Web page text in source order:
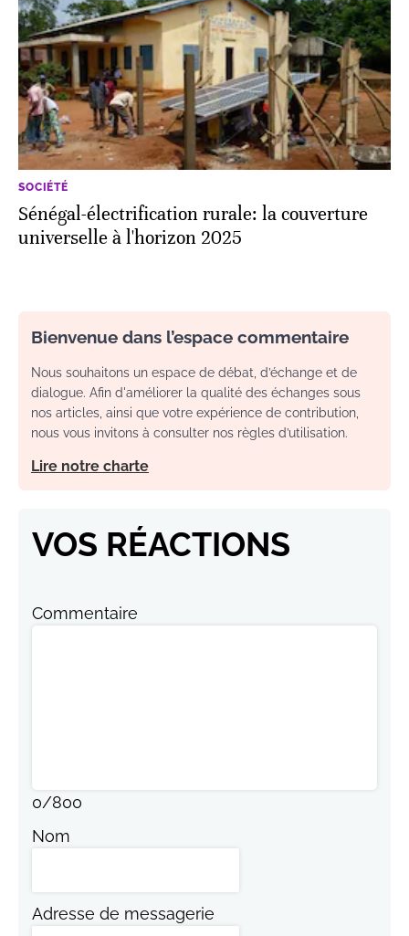
SOCIÉTÉ
Sénégal-électrification rurale: la couverture
universelle à l'horizon 2025
Bienvenue dans l’espace commentaire
Nous souhaitons un espace de débat, d’échange et de
dialogue. Afin d'améliorer la qualité des échanges sous
nos articles, ainsi que votre expérience de contribution,
nous vous invitons à consulter nos règles d’utilisation.
Lire notre charte
VOS RÉACTIONS
Commentaire
0/800
Nom
Adresse de messagerie